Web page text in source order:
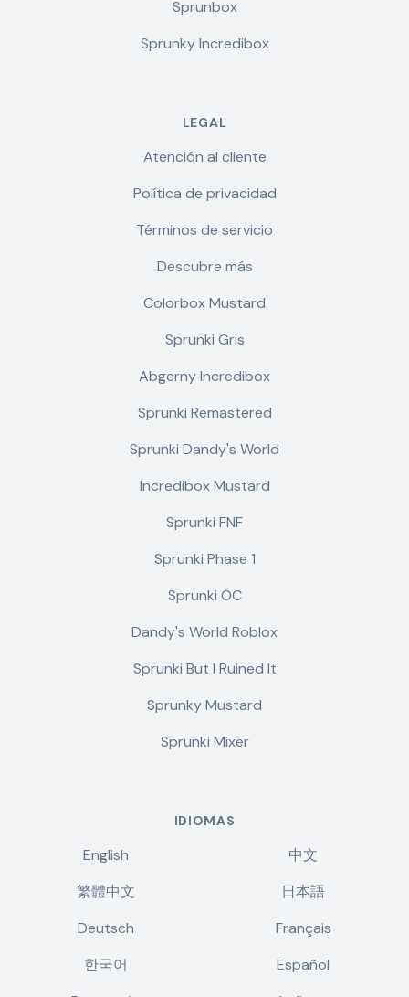
Sprunbox
Sprunky Incredibox
LEGAL
Atención al cliente
Política de privacidad
Términos de servicio
Descubre más
Colorbox Mustard
Sprunki Gris
Abgerny Incredibox
Sprunki Remastered
Sprunki Dandy's World
Incredibox Mustard
Sprunki FNF
Sprunki Phase 1
Sprunki OC
Dandy's World Roblox
Sprunki But I Ruined It
Sprunky Mustard
Sprunki Mixer
IDIOMAS
English
中文
繁體中文
日本語
Deutsch
Français
한국어
Español